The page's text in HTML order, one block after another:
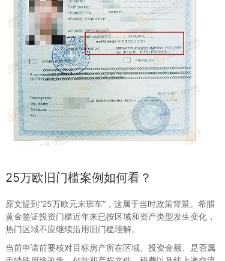
25万欧旧门槛案例如何看？
原文提到“25万欧元末班车”，这属于当时政策背景。希腊
黄金签证投资门槛近年来已按区域和资产类型发生变化，
热门区域不应继续沿用旧门槛理解。
当前申请前要核对目标房产所在区域、投资金额、是否属